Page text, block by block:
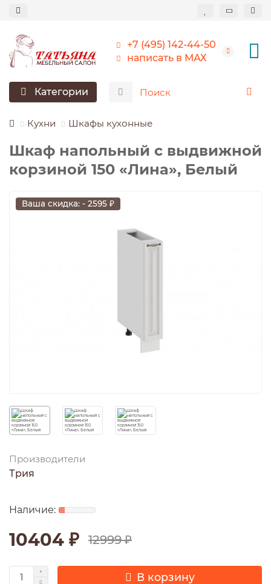
+7 (495) 142-44-50
написать в МАХ
Категории
Кухни Шкафы кухонные
Шкаф напольный с выдвижной
корзиной 150 «Лина», Белый
Ваша скидка: - 2595 ₽
Производители
Трия
10404 ₽ 12999 ₽
В корзину